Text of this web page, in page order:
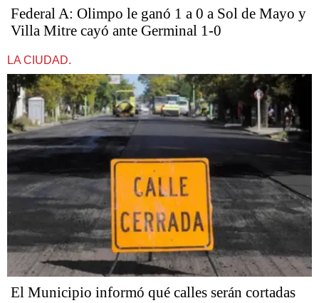
Federal A: Olimpo le ganó 1 a 0 a Sol de Mayo y
Villa Mitre cayó ante Germinal 1-0
LA CIUDAD.
El Municipio informó qué calles serán cortadas